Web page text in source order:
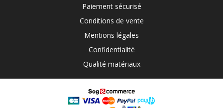
Paiement sécurisé
Conditions de vente
Mentions légales
Confidentialité
Qualité matériaux